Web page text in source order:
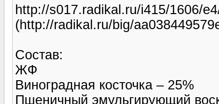
http://s017.radikal.ru/i415/1606/
(http://radikal.ru/big/
Состав:
ЖФ
Виноградная косточка – 25%
Пшеничный эмульгирующий